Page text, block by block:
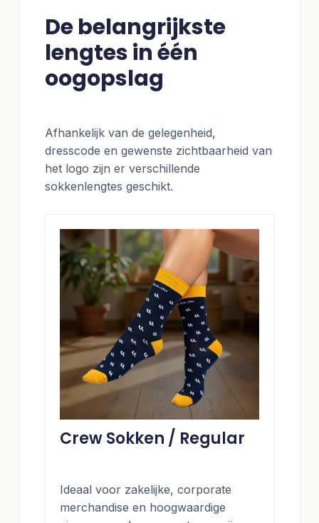
De belangrijkste
lengtes in één
oogopslag
Afhankelijk van de gelegenheid,
dresscode en gewenste zichtbaarheid van
het logo zijn er verschillende
sokkenlengtes geschikt.
Crew Sokken / Regular
Ideaal voor zakelijke, corporate
merchandise en hoogwaardige